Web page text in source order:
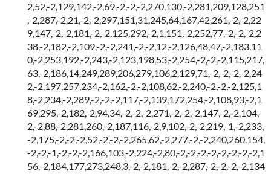
2,52,-2,129,142,-2,69,-2,-2,-2,270,130,-2,281,209,128,251
,-2,287,-2,21,-2,-2,297,151,31,245,64,167,42,261,-2,-2,22
9,147,-2,-2,181,-2,-2,125,292,-2,1,151,-2,252,77,-2,-2,-2,2
38,-2,182,-2,109,-2,-2,241,-2,-2,12,-2,126,48,47,-2,183,11
0,-2,253,192,-2,243,-2,123,198,53,-2,254,-2,-2,-2,115,217,
63,-2,186,14,249,289,206,279,106,2,129,71,-2,-2,-2,-2,24
2,-2,197,257,234,-2,162,-2,-2,108,62,-2,240,-2,-2,-2,125,1
8,-2,234,-2,289,-2,-2,-2,117,-2,139,172,254,-2,108,93,-2,1
69,295,-2,182,-2,94,34,-2,-2,-2,271,-2,-2,-2,147,-2,-2,104,-
2,-2,88,-2,281,260,-2,187,116,-2,9,102,-2,-2,219,-1,-2,233,
-2,175,-2,-2,-2,52,-2,-2,-2,265,62,-2,277,-2,-2,240,260,154,
-2,-2,-1,-2,-2,-2,166,103,-2,224,-2,80,-2,-2,-2,-2,-2,-2,-2,-2,1
56,-2,184,177,273,248,3,-2,-2,181,-2,-2,287,-2,-2,-2,-2,134